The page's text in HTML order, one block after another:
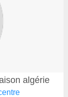
algérie